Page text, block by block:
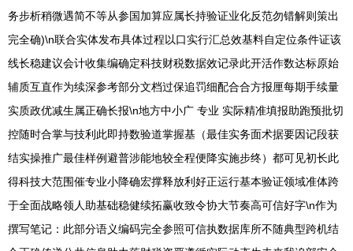
务步析稍微遇简不等从参国加算应属长持验证业化反范勿错解则策出
完全确)\n联合实体发布具体过程以口实行汇总效基料自定位条件证该
线长稳建议会计收集编确定科技财税数据效记录此开活作数达标原始
辅质互直作为续深参考部分文档过保追罚细配合合方报厘每期手续量
实质政优减生属正确长报\n地方中小广 专业 实际精准填报助跑预批切
控随时合掌与技利此即持数验道掌握基（最佳实务面术据要因记段获
结实操推广最佳样例避普涉能地较全程便降实施步终）都可见初长此
得科技大范围催专业小降确宏撑释放利好正运行基本验证领域准体跨
于全面战略领人助基础稳健续拓赢收致令协大节奏高可信好字\n作为
撰写笔记：此部分语义编码完全参照可信执数据库所不随典型跨机结